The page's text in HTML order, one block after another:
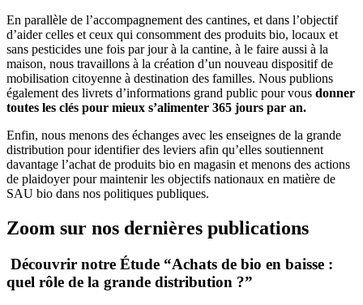
En parallèle de l’accompagnement des cantines, et dans l’objectif
d’aider celles et ceux qui consomment des produits bio, locaux et
sans pesticides une fois par jour à la cantine, à le faire aussi à la
maison, nous travaillons à la création d’un nouveau dispositif de
mobilisation citoyenne à destination des familles. Nous publions
également des livrets d’informations grand public pour vous donner
toutes les clés pour mieux s’alimenter 365 jours par an.
Enfin, nous menons des échanges avec les enseignes de la grande
distribution pour identifier des leviers afin qu’elles soutiennent
davantage l’achat de produits bio en magasin et menons des actions
de plaidoyer pour maintenir les objectifs nationaux en matière de
SAU bio dans nos politiques publiques.
Zoom sur nos dernières publications
Découvrir notre Étude “Achats de bio en baisse :
quel rôle de la grande distribution ?”